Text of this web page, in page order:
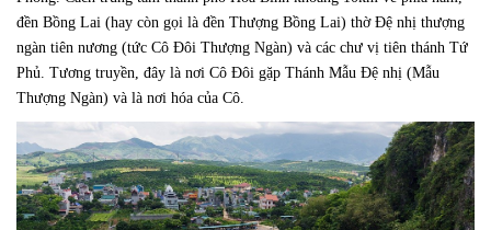
đền Bồng Lai (hay còn gọi là đền Thượng Bồng Lai) thờ Đệ nhị thượng
ngàn tiên nương (tức Cô Đôi Thượng Ngàn) và các chư vị tiên thánh Tứ
Phủ. Tương truyền, đây là nơi Cô Đôi gặp Thánh Mẫu Đệ nhị (Mẫu
Thượng Ngàn) và là nơi hóa của Cô.